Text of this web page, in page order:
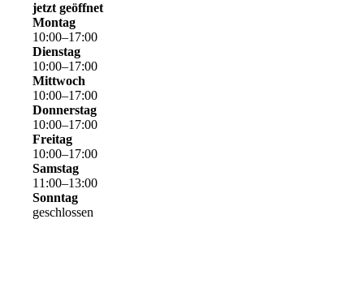
jetzt geöffnet
Montag
10:00–17:00
Dienstag
10:00–17:00
Mittwoch
10:00–17:00
Donnerstag
10:00–17:00
Freitag
10:00–17:00
Samstag
11 :00–13:00
Sonntag
geschlossen